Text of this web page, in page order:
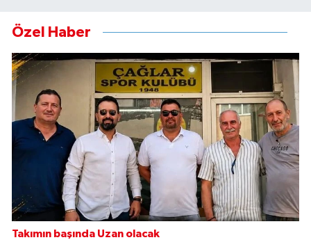
Özel Haber
Takımın başında Uzan olacak